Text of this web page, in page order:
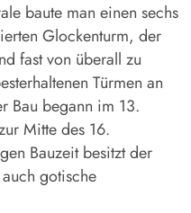
baute man einen sechs
Glockenturm, der
fast von überall zu
Türmen an
Bau begann im 13.
Mitte des 16.
Bauzeit besitzt der
gotische